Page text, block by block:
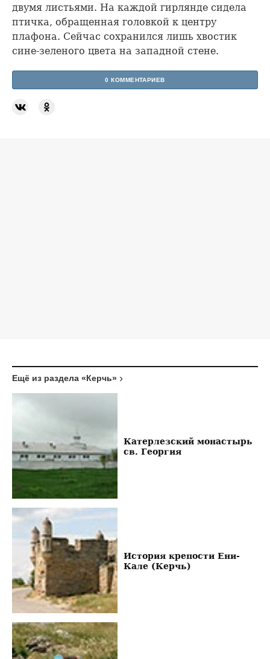
двумя листьями. На каждой гирлянде сидела
птичка, обращенная головкой к центру
плафона. Сейчас сохранился лишь хвостик
сине-зеленого цвета на западной стене.
0 КОММЕНТАРИЕВ
Ещё из раздела «Керчь»
Катерлезский монастырь
св. Георгия
История крепости Ени-
Кале (Керчь)